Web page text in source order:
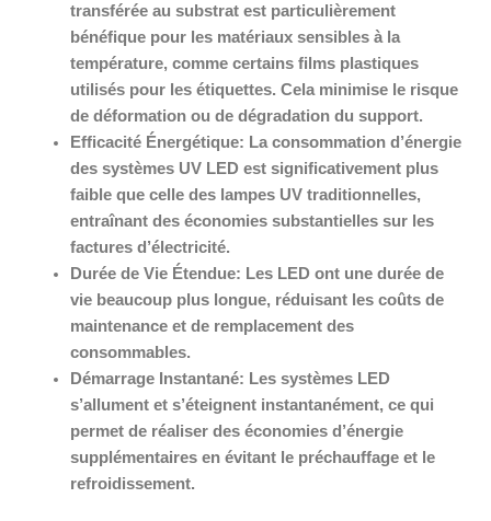
transférée au substrat est particulièrement
bénéfique pour les matériaux sensibles à la
température, comme certains films plastiques
utilisés pour les étiquettes. Cela minimise le risque
de déformation ou de dégradation du support.
Efficacité Énergétique: La consommation d’énergie
des systèmes UV LED est significativement plus
faible que celle des lampes UV traditionnelles,
entraînant des économies substantielles sur les
factures d’électricité.
Durée de Vie Étendue: Les LED ont une durée de
vie beaucoup plus longue, réduisant les coûts de
maintenance et de remplacement des
consommables.
Démarrage Instantané: Les systèmes LED
s’allument et s’éteignent instantanément, ce qui
permet de réaliser des économies d’énergie
supplémentaires en évitant le préchauffage et le
refroidissement.